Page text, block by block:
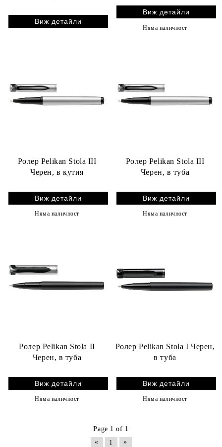
Виж детайли
Виж детайли
Няма наличност
Ролер Pelikan Stola III
Черен, в кутия
Виж детайли
Няма наличност
Ролер Pelikan Stola III
Черен, в туба
Виж детайли
Няма наличност
Ролер Pelikan Stola II
Черен, в туба
Виж детайли
Няма наличност
Ролер Pelikan Stola I Черен,
в туба
Виж детайли
Няма наличност
Page 1 of 1
«
1 »